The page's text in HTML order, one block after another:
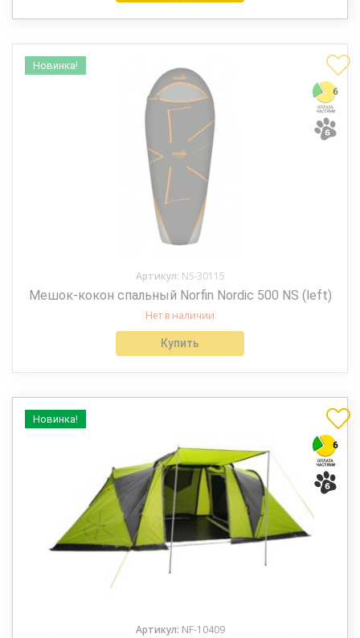
Новинка!
Артикул: NS-30115
Мешок-кокон спальный Norfin Nordic 500 NS (left)
Нет в наличии
Купить
Новинка!
Артикул: NF-10409